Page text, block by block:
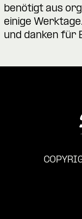
benötigt aus
einige
und danken für